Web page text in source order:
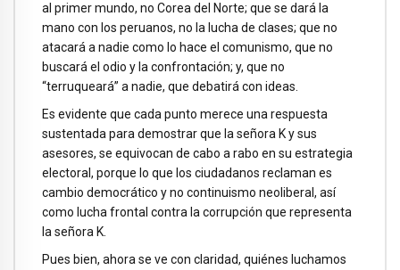
al primer mundo, no Corea del Norte; que se dará la
mano con los peruanos, no la lucha de clases; que no
atacará a nadie como lo hace el comunismo, que no
buscará el odio y la confrontación; y, que no
“terruqueará” a nadie, que debatirá con ideas.
Es evidente que cada punto merece una respuesta
sustentada para demostrar que la señora K y sus
asesores, se equivocan de cabo a rabo en su estrategia
electoral, porque lo que los ciudadanos reclaman es
cambio democrático y no continuismo neoliberal, así
como lucha frontal contra la corrupción que representa
la señora K.
Pues bien, ahora se ve con claridad, quiénes luchamos